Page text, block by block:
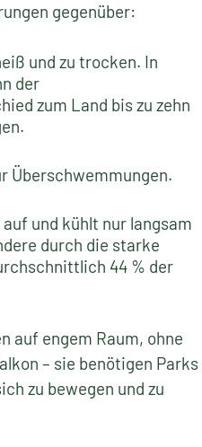
gegenüber:
und zu trocken. In
der
zum Land bis zu zehn
Überschwemmungen.
und kühlt nur langsam
durch die starke
44 % der
auf engem Raum, ohne
– sie benötigen Parks
zu bewegen und zu